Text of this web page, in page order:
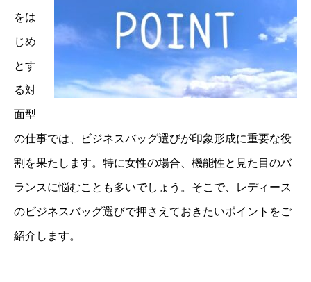
をは
じめ
とす
る対
面型
の仕事では、ビジネスバッグ選びが印象形成に重要な役
割を果たします。特に女性の場合、機能性と見た目のバ
ランスに悩むことも多いでしょう。そこで、レディース
のビジネスバッグ選びで押さえておきたいポイントをご
紹介します。